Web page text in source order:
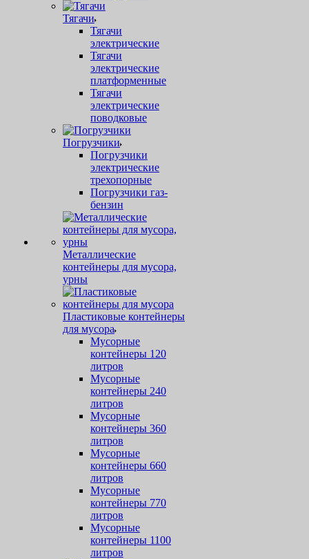
Тягачи
Тягачи
электрические
Тягачи
электрические
платформенные
Тягачи
электрические
поводковые
Погрузчики
Погрузчики
электрические
трехопорные
Погрузчики газ-
бензин
Металлические
контейнеры для мусора,
урны
Пластиковые контейнеры
для мусора
Мусорные
контейнеры 120
литров
Мусорные
контейнеры 240
литров
Мусорные
контейнеры 360
литров
Мусорные
контейнеры 660
литров
Мусорные
контейнеры 770
литров
Мусорные
контейнеры 1100
литров